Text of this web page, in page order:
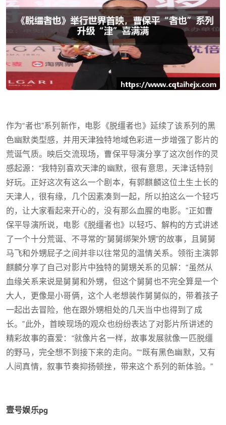
作为“者也”系列新作，电影《脱缰者也》延续了该系列的黑
色幽默类型感，并用天津独特地域色彩进一步增强了影片的
荒诞气质。映后交流现场，曹保平导演分享了这次创作的灵
感起源：“我特别喜欢天津的幽默，很有意思，天津话特别
好玩。正好这次有这么一个剧本，有郭麒麟这位土生土长的
天津人，很有缘，几个因素凑到一起，所以拍这么一个轻巧
的，让大家看起来开心的，没有那么血腥的电影。”正如曹
保平导演所说，电影《脱缰者也》以轻巧、解构的方式讲述
了一个十分荒诞、不寻常的“舅舅绑架外甥”的故事，且舅舅
马飞和外甥屁子之间并非以往常见的温情关系。领衔主演郭
麒麟分享了自己对影片中独特的舅甥关系的见解：“虽然从
血缘关系来说是舅舅和外甥，但这个舅舅也不完全算是一个
大人，更像是小哥俩，这个人老想装作舅舅似的，带着孩子
一起出去冒险，他在跟外甥相处的几天当中也得到了成
长。”此外，首映现场的观众也纷纷表达了对影片所讲述的
精彩故事的喜爱：“就像片名一样，故事发展就像一匹脱缰
的野马，完全想不到接下来的走向。”“既有黑色幽默，又有
人间真情，叙事节奏抑扬顿挫，带来这个系列的新体验。”
壹号娱乐pg